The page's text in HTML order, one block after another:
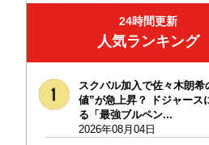
24時間更新
人気ランキング
スクバル加入で佐々木朗希
値”が急上昇？ ドジャース
る「最強ブルペン...
2026年08月04日